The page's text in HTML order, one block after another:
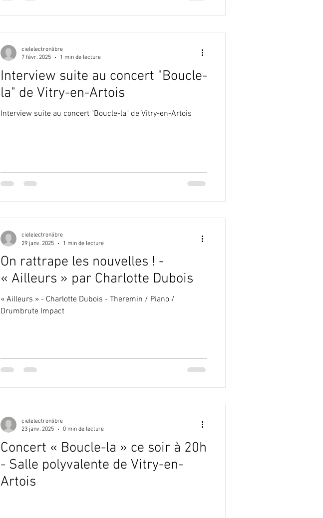
Interview suite au concert "Boucle-
la" de Vitry-en-Artois
Interview suite au concert "Boucle-la" de Vitry-en-Artois
cielelectronlibre
7 févr. 2025
1 min de lecture
On rattrape les nouvelles ! -
« Ailleurs » par Charlotte Dubois
« Ailleurs » - Charlotte Dubois - Theremin / Piano /
Drumbrute Impact
cielelectronlibre
29 janv. 2025
1 min de lecture
Concert « Boucle-la » ce soir à 20h
- Salle polyvalente de Vitry-en-
Artois
cielelectronlibre
23 janv. 2025
0 min de lecture